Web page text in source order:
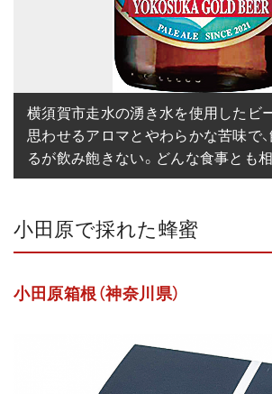
横須賀市走水の湧き水を使用したビ
思わせるアロマとやわらかな苦味で
るが飲み飽きない。どんな食事とも相
小田原で採れた蜂蜜
小田原箱根（神奈川県）